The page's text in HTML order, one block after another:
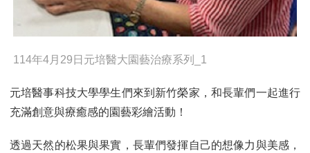
114年4月29日元培醫大園藝治療系列_1
元培醫事科技大學學生們來到新竹榮家，和長輩們一起進行
充滿創意與療癒感的園藝彩繪活動！
透過天然的松果與果實，長輩們發揮自己的想像力與美感，